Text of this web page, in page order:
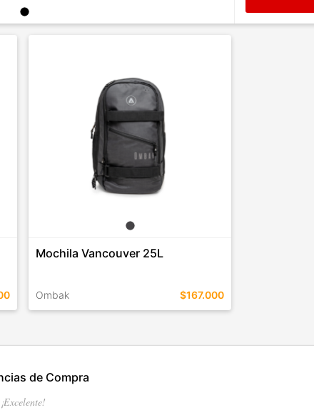
Mochila Vancouver 25L
Ombak $167.000
de Compra
¡Excelente!